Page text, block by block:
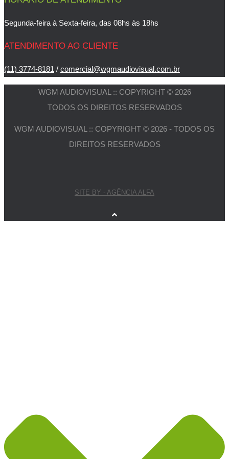
Segunda-feira à Sexta-feira, das 08hs às 18hs
ATENDIMENTO AO CLIENTE
(11) 3774-8181 / comercial@wgmaudiovisual.com.br
WGM AUDIOVISUAL :: COPYRIGHT © 2026
TODOS OS DIREITOS RESERVADOS
WGM AUDIOVISUAL :: COPYRIGHT © 2026 - TODOS OS
DIREITOS RESERVADOS
SITE BY - AGÊNCIA ALFA